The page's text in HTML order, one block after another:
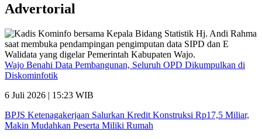
Advertorial
Wajo Benahi Data Pembangunan, Seluruh OPD Dikumpulkan di
Diskominfotik
6 Juli 2026 | 15:23 WIB
BPJS Ketenagakerjaan Salurkan Kredit Konstruksi Rp17,5 Miliar,
Makin Mudahkan Peserta Miliki Rumah